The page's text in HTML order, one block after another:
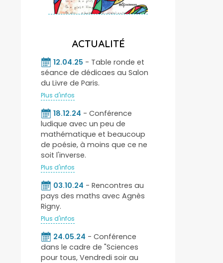
ACTUALITÉ
12.04.25 - Table ronde et
séance de dédicaes au Salon
du Livre de Paris.
Plus d'infos
18.12.24 - Conférence
ludique avec un peu de
mathématique et beaucoup
de poésie, à moins que ce ne
soit l'inverse.
Plus d'infos
03.10.24 - Rencontres au
pays des maths avec Agnès
Rigny.
Plus d'infos
24.05.24 - Conférence
dans le cadre de "Sciences
pour tous, Vendredi soir au